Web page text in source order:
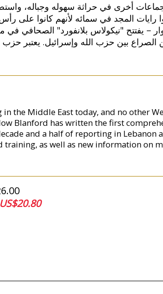
أخرى في حراثة سهوله وجباله،
رايات المجد في سمائه لأنهم كانوا على
يفتتح "نيكولاس بلانفورد" الصحافي في
بين حزب الله وإسرائيل. يعتبر
the Middle East today, and no other
Blanford has written the first
and a half of reporting in Lebanon
as well as new information on
US$20.80